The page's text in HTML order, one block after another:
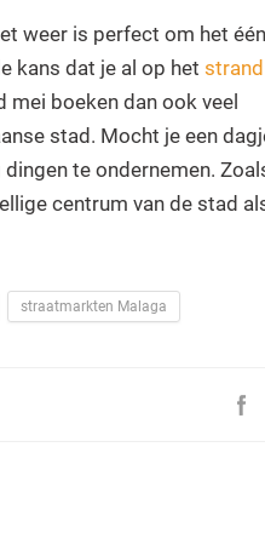
weer is perfect om het
kans dat je al op het strand
boeken dan ook veel
stad. Mocht je een
te ondernemen.
centrum van de stad
straatmarkten Malaga